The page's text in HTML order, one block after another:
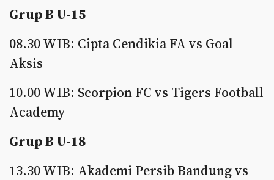
Grup B U-15
08.30 WIB: Cipta Cendikia FA vs Goal
Aksis
10.00 WIB: Scorpion FC vs Tigers Football
Academy
Grup B U-18
13.30 WIB: Akademi Persib Bandung vs